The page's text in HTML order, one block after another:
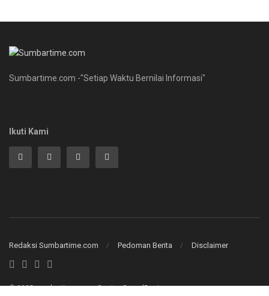
Sumbartime.com -"Setiap Waktu Bernilai Informasi"
Ikuti Kami
Redaksi Sumbartime.com Pedoman Berita Disclaimer
© 2025sumbartime.com- Design ByrudDesign.